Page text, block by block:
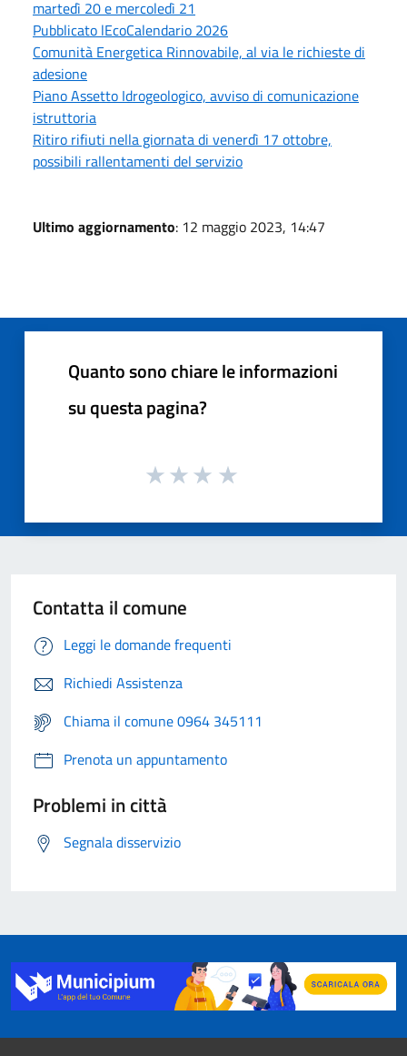
martedì 20 e mercoledì 21
Pubblicato lEcoCalendario 2026
Comunità Energetica Rinnovabile, al via le richieste di
adesione
Piano Assetto Idrogeologico, avviso di comunicazione
istruttoria
Ritiro rifiuti nella giornata di venerdì 17 ottobre,
possibili rallentamenti del servizio
Ultimo aggiornamento: 12 maggio 2023, 14:47
Quanto sono chiare le informazioni
su questa pagina?
Contatta il comune
Leggi le domande frequenti
Richiedi Assistenza
Chiama il comune 0964 345111
Prenota un appuntamento
Problemi in città
Segnala disservizio